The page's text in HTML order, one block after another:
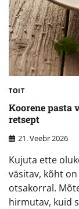
TOIT
Koorene pasta
retsept
21. Veebr 2026
Kujuta ette
väsitav, kõht
otsakorral.
hirmutav, kuid